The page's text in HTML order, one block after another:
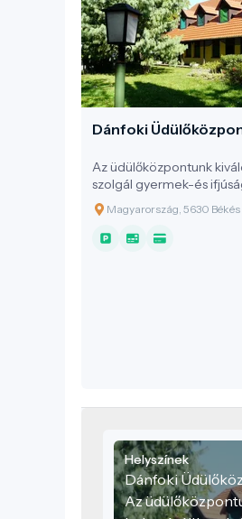
Dánfoki
Az üdülőközpontunk
szolgál gyermek-és
osztálykirándulásoknak,
edzőtáboroknak, céges,
valamint családi
Magyarország, 5630 Békés
Helyszínek
Dánfoki
Az